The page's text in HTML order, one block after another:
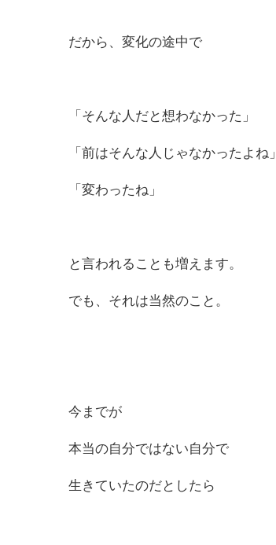
だから、変化の途中で
「そんな人だと想わなかった」
「前はそんな人じゃなかったよね」
「変わったね」
と言われることも増えます。
でも、それは当然のこと。
今までが
本当の自分ではない自分で
生きていたのだとしたら